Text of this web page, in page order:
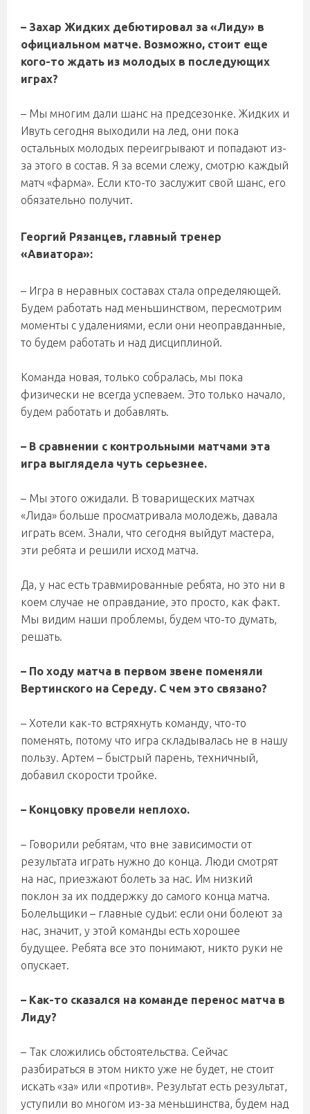
– Захар Жидких дебютировал за «Лиду» в
официальном матче. Возможно, стоит еще
кого-то ждать из молодых в последующих
играх?
– Мы многим дали шанс на предсезонке. Жидких и
Ивуть сегодня выходили на лед, они пока
остальных молодых переигрывают и попадают из-
за этого в состав. Я за всеми слежу, смотрю каждый
матч «фарма». Если кто-то заслужит свой шанс, его
обязательно получит.
Георгий Рязанцев, главный тренер
«Авиатора»:
– Игра в неравных составах стала определяющей.
Будем работать над меньшинством, пересмотрим
моменты с удалениями, если они неоправданные,
то будем работать и над дисциплиной.
Команда новая, только собралась, мы пока
физически не всегда успеваем. Это только начало,
будем работать и добавлять.
– В сравнении с контрольными матчами эта
игра выглядела чуть серьезнее.
– Мы этого ожидали. В товарищеских матчах
«Лида» больше просматривала молодежь, давала
играть всем. Знали, что сегодня выйдут мастера,
эти ребята и решили исход матча.
Да, у нас есть травмированные ребята, но это ни в
коем случае не оправдание, это просто, как факт.
Мы видим наши проблемы, будем что-то думать,
решать.
– По ходу матча в первом звене поменяли
Вертинского на Середу. С чем это связано?
– Хотели как-то встряхнуть команду, что-то
поменять, потому что игра складывалась не в нашу
пользу. Артем – быстрый парень, техничный,
добавил скорости тройке.
– Концовку провели неплохо.
– Говорили ребятам, что вне зависимости от
результата играть нужно до конца. Люди смотрят
на нас, приезжают болеть за нас. Им низкий
поклон за их поддержку до самого конца матча.
Болельщики – главные судьи: если они болеют за
нас, значит, у этой команды есть хорошее
будущее. Ребята все это понимают, никто руки не
опускает.
– Как-то сказался на команде перенос матча в
Лиду?
– Так сложились обстоятельства. Сейчас
разбираться в этом никто уже не будет, не стоит
искать «за» или «против». Результат есть результат,
уступили во многом из-за меньшинства, будем над